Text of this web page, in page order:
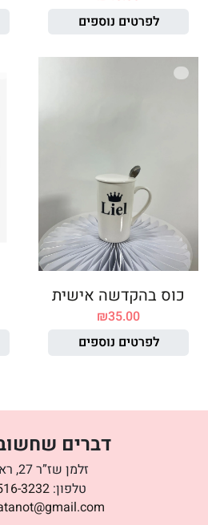
לפרטים נוספים
כוס בהקדשה אישית
₪35.00
לפרטים נוספים
דברים
זלמן שז”ר 27, ראשל”צ
טלפון: 3232